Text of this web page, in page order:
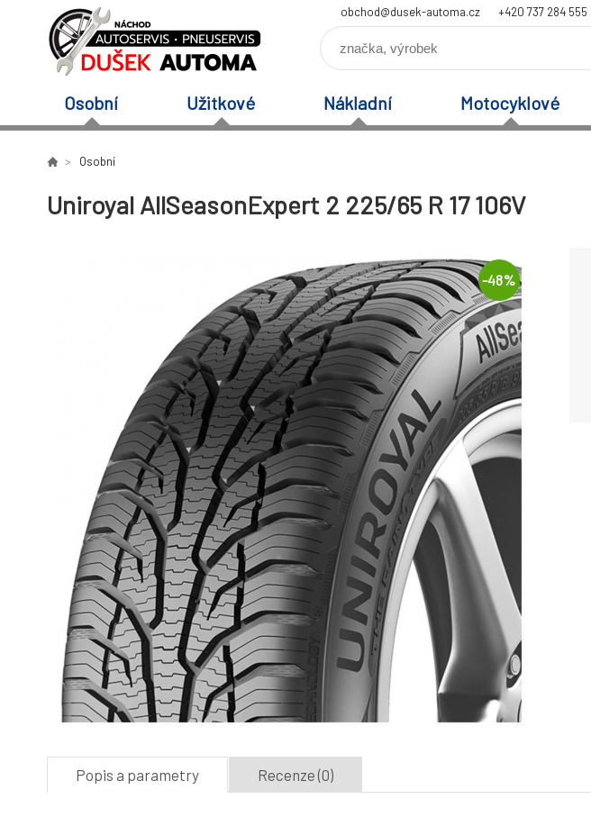
obchod@dusek-automa.cz +420 737 284 555
Osobní Užitkové Nákladní Motocyklové
Osobní
Uniroyal AllSeasonExpert 2 225/65 R 17 106V
-48%
Popis a parametry Recenze (0)